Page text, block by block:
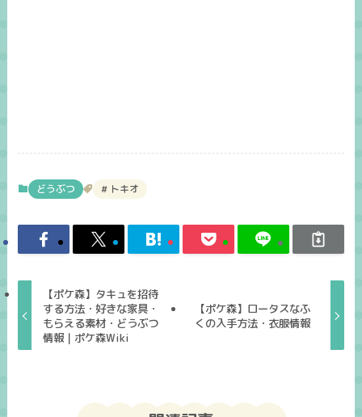
どうぶつ トキオ
【ポケ森】タキュを招待
する方法・好きな家具・
もらえる素材・どうぶつ
情報｜ポケ森Wiki
【ポケ森】ロータスなふ
くの入手方法・衣服情報